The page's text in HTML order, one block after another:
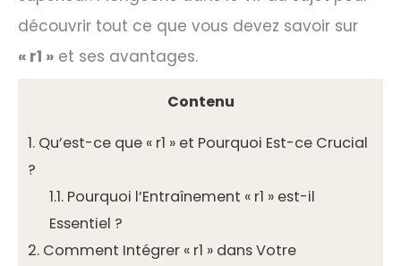
découvrir tout ce que vous devez savoir sur
« r1 » et ses avantages.
Contenu
1. Qu’est-ce que « r1 » et Pourquoi Est-ce Crucial
?
1.1. Pourquoi l’Entraînement « r1 » est-il
Essentiel ?
2. Comment Intégrer « r1 » dans Votre